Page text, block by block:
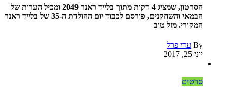
הסרטון, שמציג 4 דקות מתוך בלייד ראנר 2049 ומכיל הערות של
הבמאי והשחקנים, פורסם לכבוד יום ההולדת ה-35 של בלייד ראנר
המקורי. מזל טוב
By עדי פרל
יוני 25, 2017
סרטים